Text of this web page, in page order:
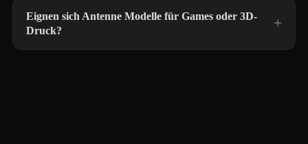
Eignen sich Antenne Modelle für Games oder 3D-
Druck?